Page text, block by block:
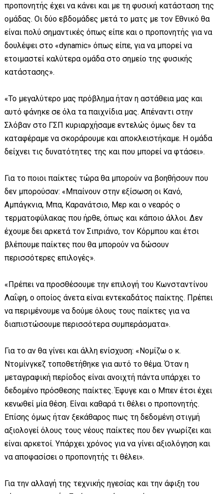
προπονητής έχει να κάνει και με τη φυσική κατάσταση της
ομάδας. Οι δύο εβδομάδες μετά το ματς με τον Εθνικό θα
είναι πολύ σημαντικές όπως είπε και ο προπονητής για να
δουλέψει στο «dynamic» όπως είπε, για να μπορεί να
ετοιμαστεί καλύτερα ομάδα στο σημείο της φυσικής
κατάστασης».
«Το μεγαλύτερο μας πρόβλημα ήταν η αστάθεια μας και
αυτό φάνηκε σε όλα τα παιχνίδια μας. Απέναντι στην
Σλόβαν στο ΓΣΠ κυριαρχήσαμε εντελώς όμως δεν τα
καταφέραμε να σκοράρουμε και αποκλειστήκαμε. Η ομάδα
δείχνει τις δυνατότητες της και που μπορεί να φτάσει».
Για το ποιοι παίκτες τώρα θα μπορούν να βοηθήσουν που
δεν μπορούσαν: «Μπαίνουν στην εξίσωση οι Κανό,
Αμπάγκνια, Μπα, Καρανάτσιο, Μερ και ο νεαρός ο
τερματοφύλακας που ήρθε, όπως και κάποιο άλλοι. Δεν
έχουμε δει αρκετά τον Σιπριάνο, τον Κόρμπου και έτσι
βλέπουμε παίκτες που θα μπορούν να δώσουν
περισσότερες επιλογές».
«Πρέπει να προσθέσουμε την επιλογή του Κωνσταντίνου
Λαΐφη, ο οποίος άνετα είναι εντεκαδάτος παίκτης. Πρέπει
να περιμένουμε να δούμε όλους τους παίκτες για να
διαπιστώσουμε περισσότερα συμπεράσματα».
Για το αν θα γίνει και άλλη ενίσχυση: «Νομίζω ο κ.
Ντομίνγκεζ τοποθετήθηκε για αυτό το θέμα. Όταν η
μεταγραφική περίοδος είναι ανοιχτή πάντα υπάρχει το
δεδομένο πρόσθεσης παίκτες. Έφυγε και ο Μπεν έτσι έχει
κενωθεί μία θέση. Είναι καθαρά τι θέλει ο προπονητής.
Επίσης όμως ήταν ξεκάθαρος πως τη δεδομένη στιγμή
αξιολογεί όλους τους νέους παίκτες που δεν γνωρίζει και
είναι αρκετοί. Υπάρχει χρόνος για να γίνει αξιολόγηση και
να αποφασίσει ο προπονητής τι θέλει».
Για την αλλαγή της τεχνικής ηγεσίας και την άφιξη του